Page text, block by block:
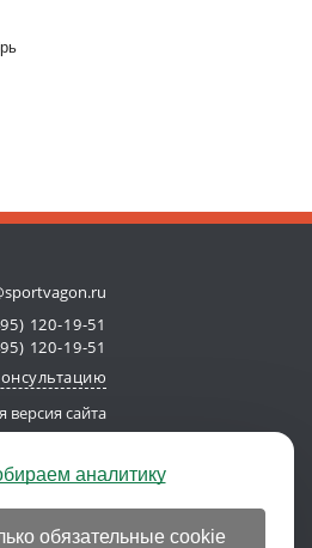
120-19-51
120-19-51
сайта
SportVagon.ru
аналитику
обязательные cookie